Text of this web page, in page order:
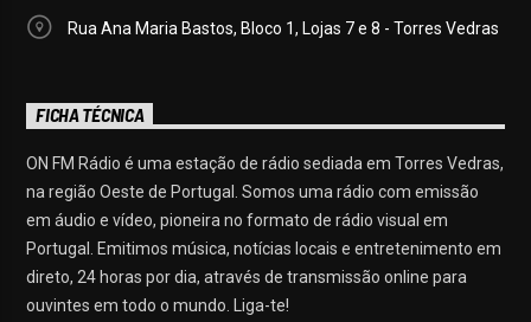
Rua Ana Maria Bastos, Bloco 1, Lojas 7 e 8 - Torres Vedras
FICHA TÉCNICA
ON FM Rádio é uma estação de rádio sediada em Torres Vedras,
na região Oeste de Portugal. Somos uma rádio com emissão
em áudio e vídeo, pioneira no formato de rádio visual em
Portugal. Emitimos música, notícias locais e entretenimento em
direto, 24 horas por dia, através de transmissão online para
ouvintes em todo o mundo. Liga-te!